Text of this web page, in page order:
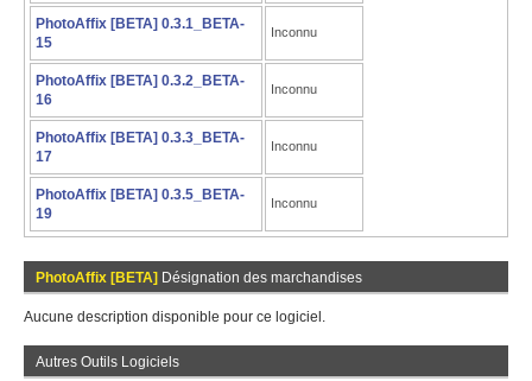
PhotoAffix [BETA] 0.3.1_BETA-
15
Inconnu
PhotoAffix [BETA] 0.3.2_BETA-
16
Inconnu
PhotoAffix [BETA] 0.3.3_BETA-
17
Inconnu
PhotoAffix [BETA] 0.3.5_BETA-
19
Inconnu
PhotoAffix [BETA] Désignation des marchandises
Aucune description disponible pour ce logiciel.
Autres Outils Logiciels